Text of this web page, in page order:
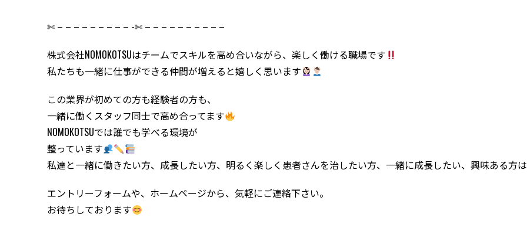
✄ – – – – – – – – – -✄ – – – – – – – – – –
株式会社NOMOKOTSUはチームでスキルを高め合いながら、楽しく働ける職場です
私たちも一緒に仕事ができる仲間が増えると嬉しく思います
この業界が初めての方も経験者の方も、
一緒に働くスタッフ同士で高め合ってます
NOMOKOTSUでは誰でも学べる環境が
整っています
私達と一緒に働きたい方、成長したい方、明るく楽しく患者さんを治したい方、一緒に成長したい、興味ある方
エントリーフォームや、ホームページから、気軽にご連絡下さい。
お待ちしております